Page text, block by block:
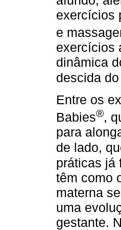
exercícios
e
exercícios
dinâmica
descida
Entre os
Babies®,
para
de lado,
práticas já
têm como
materna
uma
gestante.